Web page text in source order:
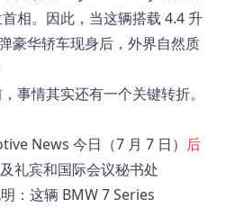
相。因此，当这辆搭载 4.4 升
豪华轿车现身后，外界自然质
事情其实还有一个关键转折。
News 今日（7 月 7 日） 后
礼宾和国际会议秘书处
：这辆 BMW 7 Series